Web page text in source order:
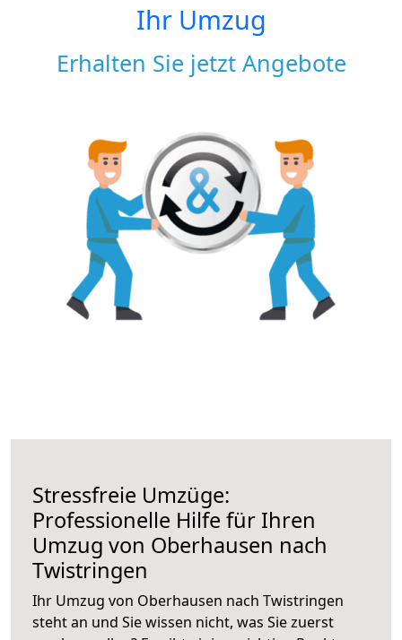
Ihr Umzug
Erhalten Sie jetzt Angebote
Stressfreie Umzüge:
Professionelle Hilfe für Ihren
Umzug von Oberhausen nach
Twistringen
Ihr Umzug von Oberhausen nach Twistringen
steht an und Sie wissen nicht, was Sie zuerst